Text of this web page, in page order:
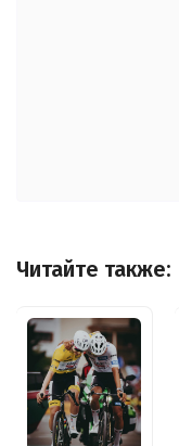
Читайте также: